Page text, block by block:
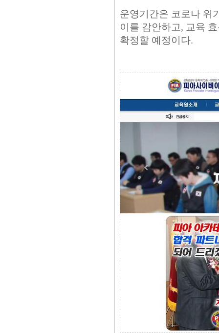
운영기간은 코로나 위
이를 감안하고, 교육
확정할 예정이다.